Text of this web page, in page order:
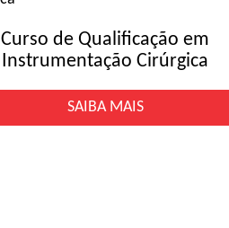
Curso de Qualificação em
Instrumentação Cirúrgica
SAIBA MAIS